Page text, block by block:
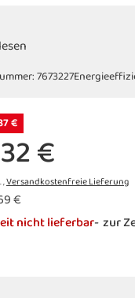
7673227
€
€
,Versandkostenfreie Lieferung
€
nicht lieferbar zur